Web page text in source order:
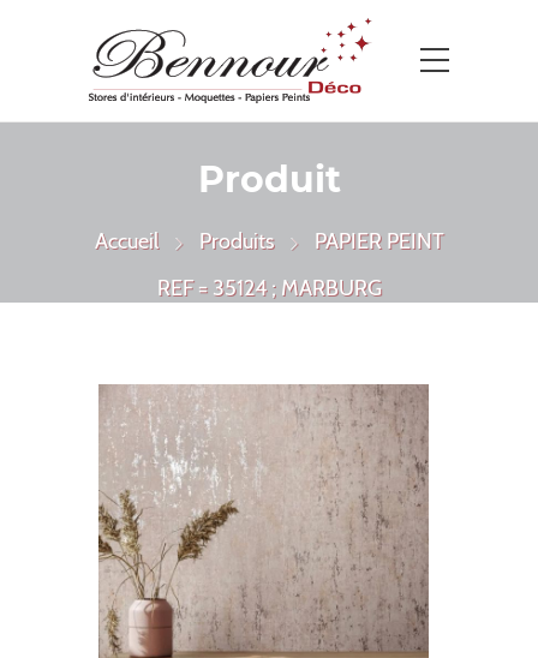
Produit
Accueil Produits
PAPIER PEINT
REF = 35124 ; MARBURG